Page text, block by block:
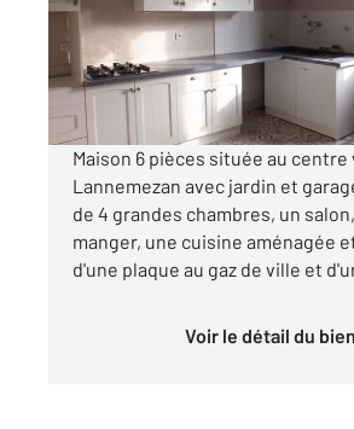
Maison à louer
831 €
par mois charges comprises
Maison 6 pièces située au centre
Lannemezan avec jardin et
de 4 grandes chambres, un
manger, une cuisine aménagée
d'une plaque au gaz de ville et
Voir le détail du bien